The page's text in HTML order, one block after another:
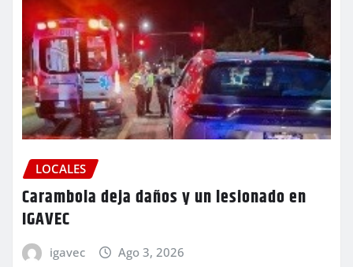
LOCALES
Carambola deja daños y un lesionado en
IGAVEC
igavec Ago 3, 2026